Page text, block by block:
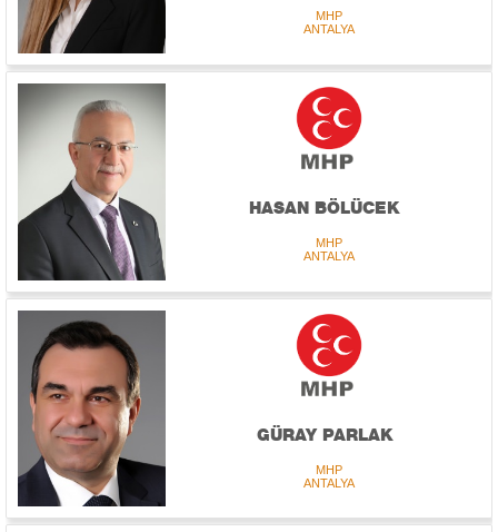
MHP
ANTALYA
HASAN BÖLÜCEK
MHP
ANTALYA
GÜRAY PARLAK
MHP
ANTALYA